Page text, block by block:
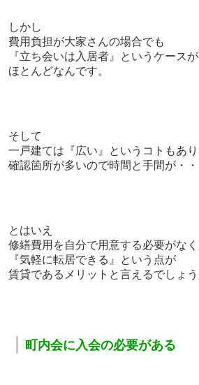
しかし
費用負担が大家さんの場合でも
『立ち会いは入居者』というケースが
ほとんどなんです。
そして
一戸建ては『広い』というコトもあり
確認箇所が多いので時間と手間が・・
とはいえ
修繕費用を自分で用意する必要がなく
『気軽に転居できる』という点が
賃貸であるメリットと言えるでしょう
町内会に入会の必要がある